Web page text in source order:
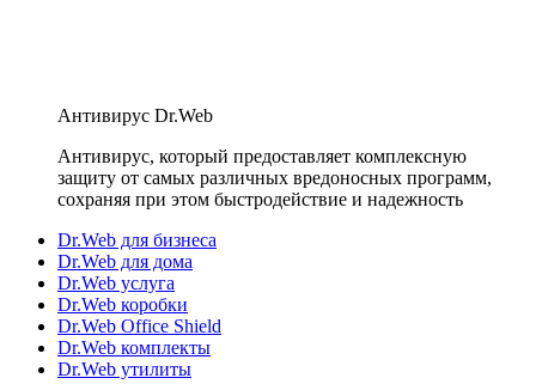
Антивирус Dr.Web
Антивирус, который предоставляет комплексную
защиту от самых различных вредоносных программ,
сохраняя при этом быстродействие и надежность
Dr.Web для бизнеса
Dr.Web для дома
Dr.Web услуга
Dr.Web коробки
Dr.Web Office Shield
Dr.Web комплекты
Dr.Web утилиты